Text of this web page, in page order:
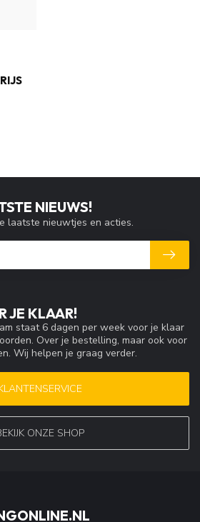
JE KLAAR!
staat 6 dagen per week voor je klaar
Over je bestelling, maar ook voor
Wij helpen je graag verder.
ONZE SHOP
NIEUWS!
laatste nieuwtjes en acties.